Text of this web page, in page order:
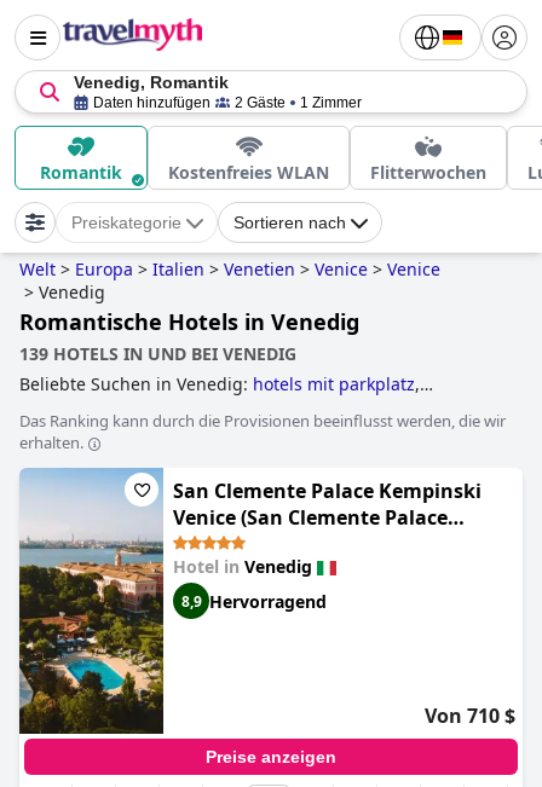
Venedig, Romantik
Daten hinzufügen 2 Gäste 1 Zimmer
Romantik Kostenfreies WLAN Flitterwochen
Preiskategorie Sortieren nach
Welt > Europa > Italien > Venetien > Venice > Venice
> Venedig
Romantische Hotels in Venedig
139 HOTELS IN UND BEI VENEDIG
Beliebte Suchen in Venedig: hotels mit parkplatz,
hotels,romantische hotels,4-sterne-hotels,hotels im
boutique-stil
Das Ranking kann durch die Provisionen beeinflusst werden, die wir
erhalten.
San Clemente Palace Kempinski
Venice (San Clemente Palace
Venice)
Hotel in Venedig
8,9 Hervorragend
Von 710 $
Preise anzeigen